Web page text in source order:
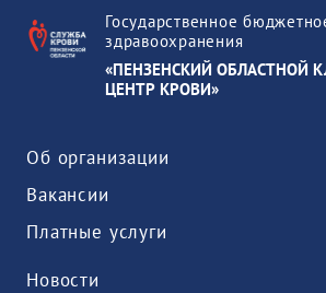
Государственное
здравоохранения
«ПЕНЗЕНСКИЙ ОБЛАСТНОЙ
ЦЕНТР КРОВИ»
Об организации
Вакансии
Платные услуги
Новости